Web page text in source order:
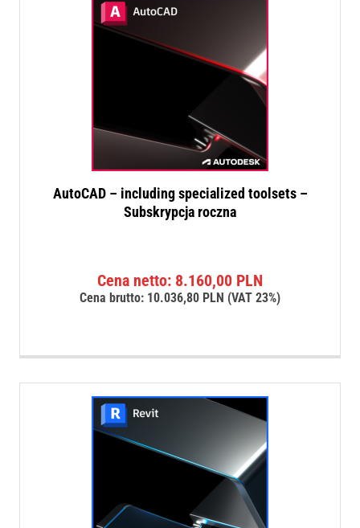
AutoCAD – including specialized toolsets –
Subskrypcja roczna
Cena netto: 8.160,00 PLN
Cena brutto: 10.036,80 PLN (VAT 23%)